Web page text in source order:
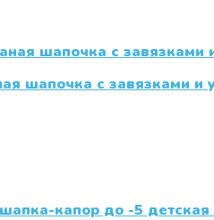
шапочка с завязками